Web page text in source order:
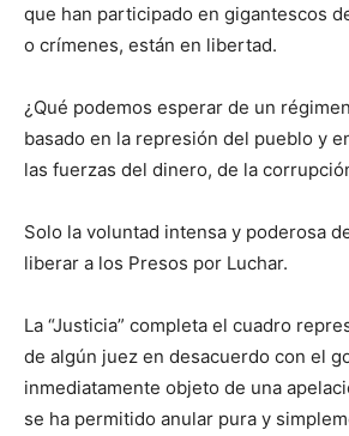
que han participado en gigantescos
o crímenes, están en libertad.
¿Qué podemos esperar de un
basado en la represión del pueblo y
las fuerzas del dinero, de la
Solo la voluntad intensa y poderosa
liberar a los Presos por Luchar.
La “Justicia” completa el cuadro
de algún juez en desacuerdo con el
inmediatamente objeto de una
se ha permitido anular pura y